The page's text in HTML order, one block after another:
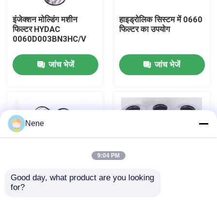
हमारे बारे में
गुणवत्ता नियंत्रण
हमसे संपर्क करें
समाचार
इंजेक्शन मोल्डिंग मशीन
फिल्टर HYDAC
0060D003BN3HC/V
जांच भेजें
हाइड्रोलिक सिस्टम में 0660
फिल्टर का उपयोग
जांच भेजें
HYDAC 0660 फिल्टर
Nene
9:04 PM
Good day, what product are you looking
for?